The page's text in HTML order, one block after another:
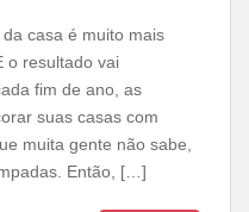
casa é muito mais
o resultado vai
fim de ano, as
suas casas com
muita gente não sabe,
Então, […]